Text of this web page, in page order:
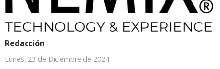
Redacción
Lunes, 23 de Diciembre de 2024